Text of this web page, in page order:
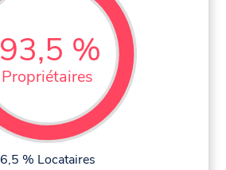
93,5 %
Propriétaires
6,5 % Locataires